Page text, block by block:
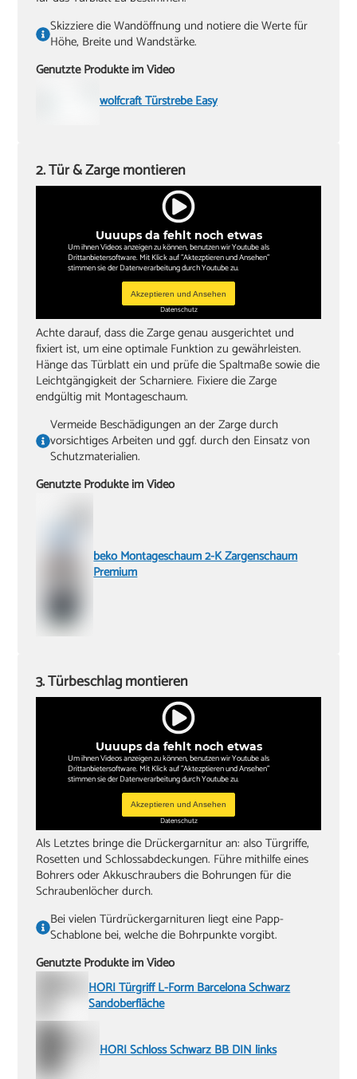
Skizziere die Wandöffnung und notiere die Werte für
Höhe, Breite und Wandstärke.
Genutzte Produkte im Video
wolfcraft Türstrebe Easy
Uuuups da fehlt noch etwas
Um ihnen Videos anzeigen zu können, benutzen wir Youtube als
Drittanbietersoftware. Mit Klick auf "Aktezptieren und Ansehen"
stimmen sie der Datenverarbeitung durch Youtube zu.
Akzeptieren und Ansehen
Datenschutz
2. Tür & Zarge montieren
Achte darauf, dass die Zarge genau ausgerichtet und
fixiert ist, um eine optimale Funktion zu gewährleisten.
Hänge das Türblatt ein und prüfe die Spaltmaße sowie die
Leichtgängigkeit der Scharniere. Fixiere die Zarge
endgültig mit Montageschaum.
Vermeide Beschädigungen an der Zarge durch
vorsichtiges Arbeiten und ggf. durch den Einsatz von
Schutzmaterialien.
Genutzte Produkte im Video
beko Montageschaum 2-K Zargenschaum
Premium
Uuuups da fehlt noch etwas
Um ihnen Videos anzeigen zu können, benutzen wir Youtube als
Drittanbietersoftware. Mit Klick auf "Aktezptieren und Ansehen"
stimmen sie der Datenverarbeitung durch Youtube zu.
Akzeptieren und Ansehen
Datenschutz
3. Türbeschlag montieren
Als Letztes bringe die Drückergarnitur an: also Türgriffe,
Rosetten und Schlossabdeckungen. Führe mithilfe eines
Bohrers oder Akkuschraubers die Bohrungen für die
Schraubenlöcher durch.
Bei vielen Türdrückergarnituren liegt eine Papp-
Schablone bei, welche die Bohrpunkte vorgibt.
Genutzte Produkte im Video
HORI Türgriff L-Form Barcelona Schwarz
Sandoberfläche
HORI Schloss Schwarz BB DIN links